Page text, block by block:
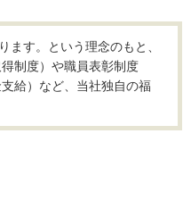
ます。という理念のもと、
制度）や職員表彰制度
給）など、当社独自の福